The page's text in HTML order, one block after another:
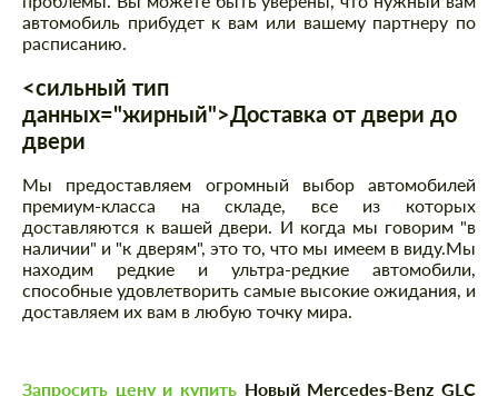
автомобиль прибудет к вам или вашему партнеру по
расписанию.
<сильный тип
данных="жирный">Доставка от двери до
двери
Мы предоставляем огромный выбор автомобилей
премиум-класса на складе, все из которых
доставляются к вашей двери. И когда мы говорим "в
наличии" и "к дверям", это то, что мы имеем в виду.Мы
находим редкие и ультра-редкие автомобили,
способные удовлетворить самые высокие ожидания, и
доставляем их вам в любую точку мира.
Запросить цену и купить Новый Mercedes-Benz GLC